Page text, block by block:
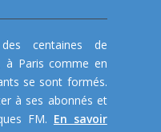
centaines de
à Paris comme en
se sont formés.
à ses abonnés et
FM. En savoir